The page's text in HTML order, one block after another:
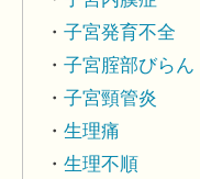
子宮発育不全
子宮腟部びらん
子宮頸管炎
生理痛
生理不順